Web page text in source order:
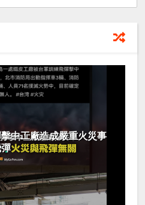
擊中工廠造成嚴重火災事